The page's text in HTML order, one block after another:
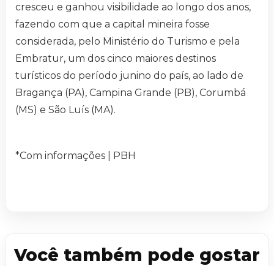
cresceu e ganhou visibilidade ao longo dos anos,
fazendo com que a capital mineira fosse
considerada, pelo Ministério do Turismo e pela
Embratur, um dos cinco maiores destinos
turísticos do período junino do país, ao lado de
Bragança (PA), Campina Grande (PB), Corumbá
(MS) e São Luís (MA).
*Com informações | PBH
Você também pode gostar